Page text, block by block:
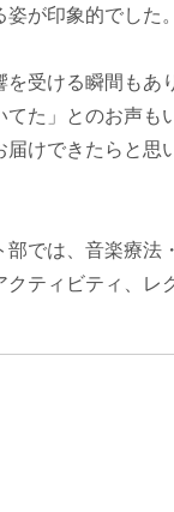
が印象的でした。
を受ける瞬間もあ
てた」とのお声
けできたらと思
部では、音楽療
クティビティ、レ